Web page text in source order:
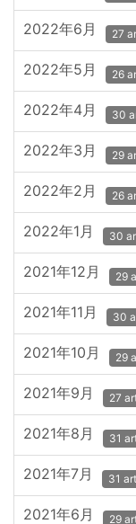
2022年6月 27
2022年5月 26
2022年4月 30
2022年3月 29
2022年2月 26
2022年1月 30
2021年12月 29
2021年11月 30
2021年10月 29
2021年9月 27
2021年8月 31
2021年7月 31
2021年6月 29